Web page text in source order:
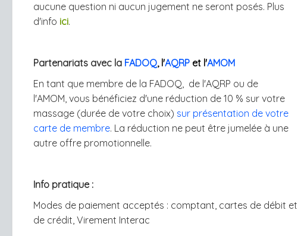
aucune question ni aucun jugement ne seront posés. Plus
d'info ici.
Partenariats avec la FADOQ, l'AQRP et l'AMOM
En tant que membre de la FADOQ, de l'AQRP ou de
l'AMOM, vous bénéficiez d'une réduction de 10 % sur votre
massage (durée de votre choix) sur présentation de votre
carte de membre. La réduction ne peut être jumelée à une
autre offre promotionnelle.
Info pratique :
Modes de paiement acceptés : comptant, cartes de débit et
de crédit, Virement Interac